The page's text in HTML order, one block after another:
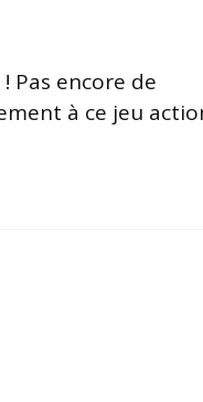
! Pas encore de
à ce jeu